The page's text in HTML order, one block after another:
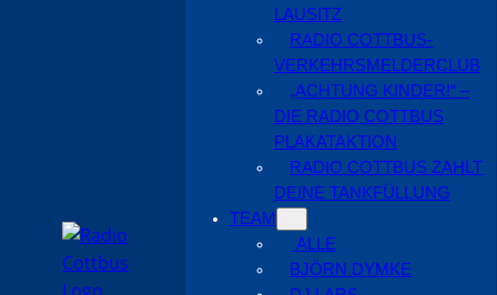
LAUSITZ
RADIO COTTBUS-
VERKEHRSMELDERCLUB
„ACHTUNG KINDER!“ –
DIE RADIO COTTBUS
PLAKATAKTION
RADIO COTTBUS ZAHLT
DEINE TANKFÜLLUNG
TEAM
ALLE
BJÖRN DYMKE